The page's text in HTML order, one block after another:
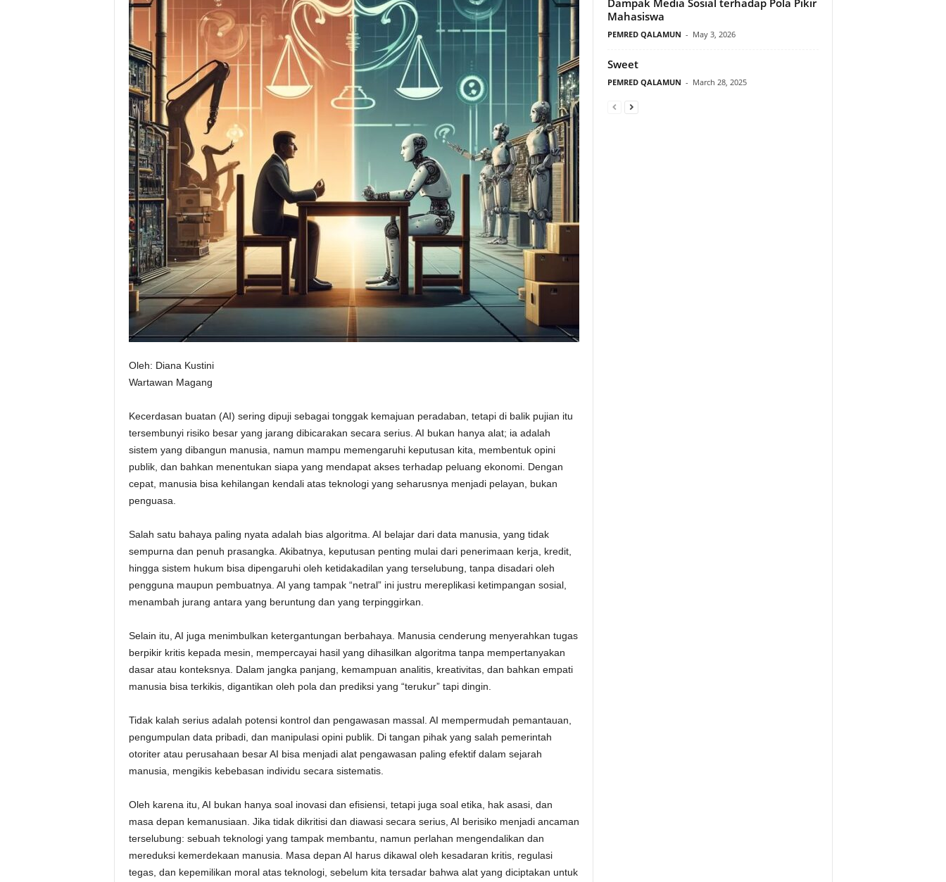
Oleh: Diana Kustini
Wartawan Magang
Kecerdasan buatan (AI) sering dipuji sebagai tonggak kemajuan peradaban, tetapi di balik pujian itu
tersembunyi risiko besar yang jarang dibicarakan secara serius. AI bukan hanya alat; ia adalah
sistem yang dibangun manusia, namun mampu memengaruhi keputusan kita, membentuk opini
publik, dan bahkan menentukan siapa yang mendapat akses terhadap peluang ekonomi. Dengan
cepat, manusia bisa kehilangan kendali atas teknologi yang seharusnya menjadi pelayan, bukan
penguasa.
Salah satu bahaya paling nyata adalah bias algoritma. AI belajar dari data manusia, yang tidak
sempurna dan penuh prasangka. Akibatnya, keputusan penting mulai dari penerimaan kerja, kredit,
hingga sistem hukum bisa dipengaruhi oleh ketidakadilan yang terselubung, tanpa disadari oleh
pengguna maupun pembuatnya. AI yang tampak “netral” ini justru mereplikasi ketimpangan sosial,
menambah jurang antara yang beruntung dan yang terpinggirkan.
Selain itu, AI juga menimbulkan ketergantungan berbahaya. Manusia cenderung menyerahkan tugas
berpikir kritis kepada mesin, mempercayai hasil yang dihasilkan algoritma tanpa mempertanyakan
dasar atau konteksnya. Dalam jangka panjang, kemampuan analitis, kreativitas, dan bahkan empati
manusia bisa terkikis, digantikan oleh pola dan prediksi yang “terukur” tapi dingin.
Tidak kalah serius adalah potensi kontrol dan pengawasan massal. AI mempermudah pemantauan,
pengumpulan data pribadi, dan manipulasi opini publik. Di tangan pihak yang salah pemerintah
otoriter atau perusahaan besar AI bisa menjadi alat pengawasan paling efektif dalam sejarah
manusia, mengikis kebebasan individu secara sistematis.
Oleh karena itu, AI bukan hanya soal inovasi dan efisiensi, tetapi juga soal etika, hak asasi, dan
masa depan kemanusiaan. Jika tidak dikritisi dan diawasi secara serius, AI berisiko menjadi ancaman
terselubung: sebuah teknologi yang tampak membantu, namun perlahan mengendalikan dan
mereduksi kemerdekaan manusia. Masa depan AI harus dikawal oleh kesadaran kritis, regulasi
tegas, dan kepemilikan moral atas teknologi, sebelum kita tersadar bahwa alat yang diciptakan untuk
Mahasiswa
PEMRED QALAMUN - May 3, 2026
Sweet
PEMRED QALAMUN - March 28, 2025